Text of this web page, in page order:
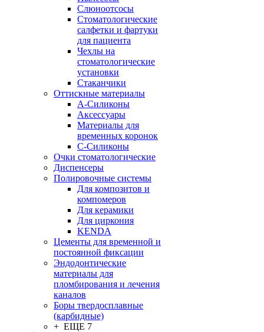
Слюноотсосы
Стоматологические
салфетки и фартуки
для пациента
Чехлы на
стоматологические
установки
Стаканчики
Оттискные материалы
А-Силиконы
Аксессуары
Материалы для
временных коронок
С-Силиконы
Очки стоматологические
Диспенсеры
Полировочные системы
Для композитов и
компомеров
Для керамики
Для циркония
KENDA
Цементы для временной и
постоянной фиксации
Эндодонтические
материалы для
пломбирования и лечения
каналов
Боры твердосплавные
(карбидные)
+ ЕЩЕ 7